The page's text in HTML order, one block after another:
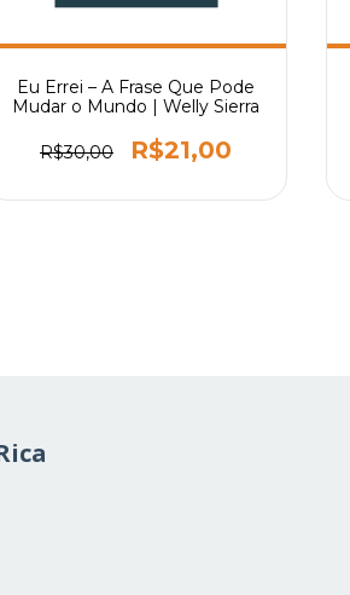
Eu Errei – A Frase Que Pode
Mudar o Mundo | Welly Sierra
R$30,00 R$21,00